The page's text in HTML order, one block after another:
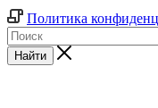
Политика
Найти